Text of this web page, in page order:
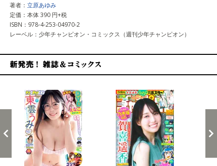
著者： 立原あゆみ
定価：本体 390 円+税
ISBN：978-4-253-04970-2
レーベル：少年チャンピオン・コミックス（週刊少年チャンピオン）